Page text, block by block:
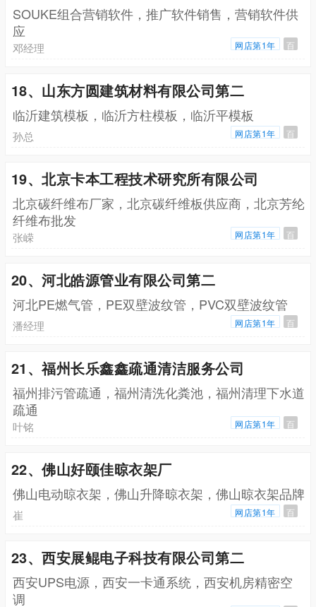
SOUKE组合营销软件，推广软件销售，营销软件供
应
邓经理 网店第1年 百
18、山东方圆建筑材料有限公司第二
临沂建筑模板，临沂方柱模板，临沂平模板
孙总 网店第1年 百
19、北京卡本工程技术研究所有限公司
北京碳纤维布厂家，北京碳纤维板供应商，北京芳纶
纤维布批发
张嵘 网店第1年 百
20、河北皓源管业有限公司第二
河北PE燃气管，PE双壁波纹管，PVC双壁波纹管
潘经理 网店第1年 百
21、福州长乐鑫鑫疏通清洁服务公司
福州排污管疏通，福州清洗化粪池，福州清理下水道
疏通
叶铭 网店第1年 百
22、佛山好颐佳晾衣架厂
佛山电动晾衣架，佛山升降晾衣架，佛山晾衣架品牌
崔 网店第1年 百
23、西安展鲲电子科技有限公司第二
西安UPS电源，西安一卡通系统，西安机房精密空
调